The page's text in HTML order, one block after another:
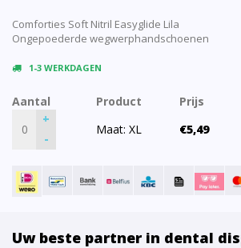
Comforties Soft Nitril Easyglide Lila
Ongepoederde wegwerphandschoenen
1-3 WERKDAGEN
Aantal Product Prijs
+
-
Maat: XL €5,49
Uw beste partner in dental